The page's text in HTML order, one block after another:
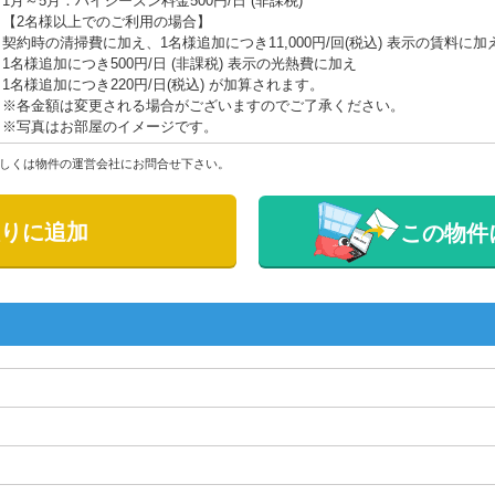
【2名様以上でのご利用の場合】
契約時の清掃費に加え、1名様追加につき11,000円/回(税込) 表示の賃料に加
1名様追加につき500円/日 (非課税) 表示の光熱費に加え
1名様追加につき220円/日(税込) が加算されます。
※各金額は変更される場合がございますのでご了承ください。
※写真はお部屋のイメージです。
くは物件の運営会社にお問合せ下さい。
に追加 この物